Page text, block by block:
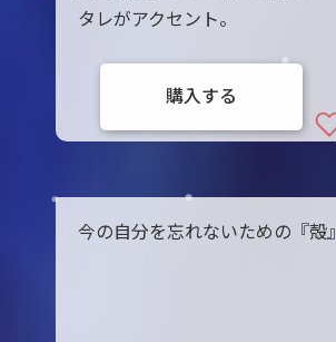
タレがアクセント。
購入する
今の自分を忘れないための『殻』